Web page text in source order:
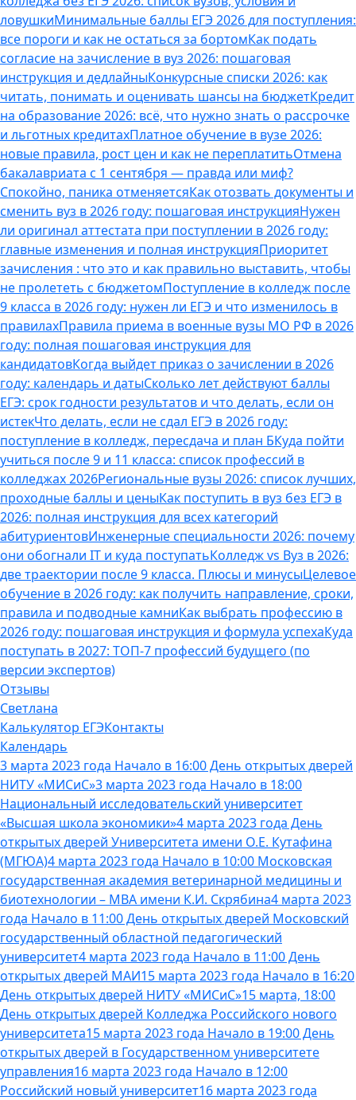
ловушкиМинимальные баллы ЕГЭ 2026 для поступления:
все пороги и как не остаться за бортомКак подать
согласие на зачисление в вуз 2026: пошаговая
инструкция и дедлайныКонкурсные списки 2026: как
читать, понимать и оценивать шансы на бюджетКредит
на образование 2026: всё, что нужно знать о рассрочке
и льготных кредитахПлатное обучение в вузе 2026:
новые правила, рост цен и как не переплатитьОтмена
бакалавриата с 1 сентября — правда или миф?
Спокойно, паника отменяетсяКак отозвать документы и
сменить вуз в 2026 году: пошаговая инструкцияНужен
ли оригинал аттестата при поступлении в 2026 году:
главные изменения и полная инструкцияПриоритет
зачисления : что это и как правильно выставить, чтобы
не пролететь с бюджетомПоступление в колледж после
9 класса в 2026 году: нужен ли ЕГЭ и что изменилось в
правилахПравила приема в военные вузы МО РФ в 2026
году: полная пошаговая инструкция для
кандидатовКогда выйдет приказ о зачислении в 2026
году: календарь и датыСколько лет действуют баллы
ЕГЭ: срок годности результатов и что делать, если он
истекЧто делать, если не сдал ЕГЭ в 2026 году:
поступление в колледж, пересдача и план БКуда пойти
учиться после 9 и 11 класса: список профессий в
колледжах 2026Региональные вузы 2026: список лучших,
проходные баллы и ценыКак поступить в вуз без ЕГЭ в
2026: полная инструкция для всех категорий
абитуриентовИнженерные специальности 2026: почему
они обогнали IT и куда поступатьКолледж vs Вуз в 2026:
две траектории после 9 класса. Плюсы и минусыЦелевое
обучение в 2026 году: как получить направление, сроки,
правила и подводные камниКак выбрать профессию в
2026 году: пошаговая инструкция и формула успехаКуда
поступать в 2027: ТОП-7 профессий будущего (по
версии экспертов)
Отзывы
Светлана
Калькулятор ЕГЭКонтакты
Календарь
3 марта 2023 года Начало в 16:00 День открытых дверей
НИТУ «МИСиС»3 марта 2023 года Начало в 18:00
Национальный исследовательский университет
«Высшая школа экономики»4 марта 2023 года День
открытых дверей Университета имени О.Е. Кутафина
(МГЮА)4 марта 2023 года Начало в 10:00 Московская
государственная академия ветеринарной медицины и
биотехнологии – МВА имени К.И. Скрябина4 марта 2023
года Начало в 11:00 День открытых дверей Московский
государственный областной педагогический
университет4 марта 2023 года Начало в 11:00 День
открытых дверей МАИ15 марта 2023 года Начало в 16:20
День открытых дверей НИТУ «МИСиС»15 марта, 18:00
День открытых дверей Колледжа Российского нового
университета15 марта 2023 года Начало в 19:00 День
открытых дверей в Государственном университете
управления16 марта 2023 года Начало в 12:00
Российский новый университет16 марта 2023 года